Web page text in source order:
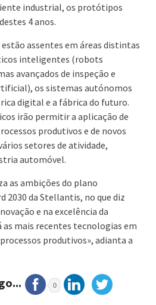
industrial, os protótipos
4 anos.
assentes em áreas distintas
inteligentes (robots
avançados de inspeção e
os sistemas autónomos
digital e a fábrica do futuro.
irão permitir a aplicação de
produtivos e de novos
setores de atividade,
automóvel.
as ambições do plano
2030 da Stellantis, no que diz
e na excelência da
as mais recentes tecnologias em
produtivos», adianta a
0